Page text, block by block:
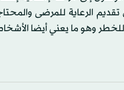
الرعاية للمرضى
وهو ما يعني أيضا